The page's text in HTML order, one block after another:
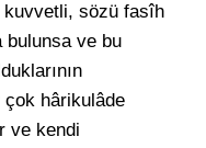
kuvvetli, sözü fasîh
bulunsa ve bu
hârikulâde
ve kendi